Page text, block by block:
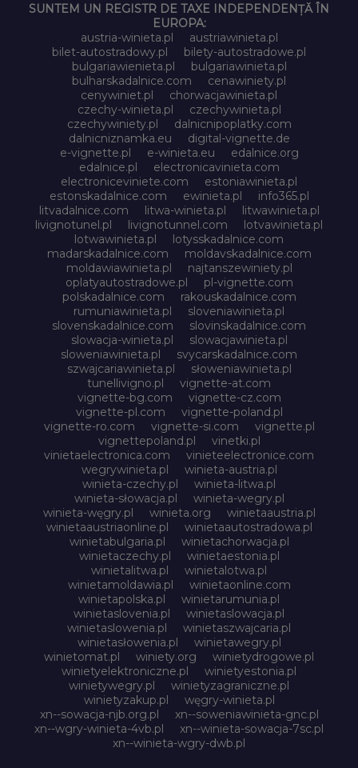
SUNTEM UN REGISTR DE TAXE INDEPENDENȚĂ ÎN
EUROPA:
austria-winieta.pl
austriawinieta.pl
bilet-autostradowy.pl
bilety-autostradowe.pl
bulgariawienieta.pl
bulgariawinieta.pl
bulharskadalnice.com
cenawiniety.pl
cenywiniet.pl
chorwacjawinieta.pl
czechy-winieta.pl
czechywinieta.pl
czechywiniety.pl
dalnicnipoplatky.com
dalnicniznamka.eu
digital-vignette.de
e-vignette.pl
e-winieta.eu
edalnice.org
edalnice.pl
electronicavinieta.com
electroniceviniete.com
estoniawinieta.pl
estonskadalnice.com
ewinieta.pl
info365.pl
litvadalnice.com
litwa-winieta.pl
litwawinieta.pl
livignotunel.pl
livignotunnel.com
lotvawinieta.pl
lotwawinieta.pl
lotysskadalnice.com
madarskadalnice.com
moldavskadalnice.com
moldawiawinieta.pl
najtanszewiniety.pl
oplatyautostradowe.pl
pl-vignette.com
polskadalnice.com
rakouskadalnice.com
rumuniawinieta.pl
sloveniawinieta.pl
slovenskadalnice.com
slovinskadalnice.com
slowacja-winieta.pl
slowacjawinieta.pl
sloweniawinieta.pl
svycarskadalnice.com
szwajcariawinieta.pl
słoweniawinieta.pl
tunellivigno.pl
vignette-at.com
vignette-bg.com
vignette-cz.com
vignette-pl.com
vignette-poland.pl
vignette-ro.com
vignette-si.com
vignette.pl
vignettepoland.pl
vinetki.pl
vinietaelectronica.com
vinieteelectronice.com
wegrywinieta.pl
winieta-austria.pl
winieta-czechy.pl
winieta-litwa.pl
winieta-słowacja.pl
winieta-wegry.pl
winieta-węgry.pl
winieta.org
winietaaustria.pl
winietaaustriaonline.pl
winietaautostradowa.pl
winietabulgaria.pl
winietachorwacja.pl
winietaczechy.pl
winietaestonia.pl
winietalitwa.pl
winietalotwa.pl
winietamoldawia.pl
winietaonline.com
winietapolska.pl
winietarumunia.pl
winietaslovenia.pl
winietaslowacja.pl
winietaslowenia.pl
winietaszwajcaria.pl
winietasłowenia.pl
winietawegry.pl
winietomat.pl
winiety.org
winietydrogowe.pl
winietyelektroniczne.pl
winietyestonia.pl
winietywegry.pl
winietyzagraniczne.pl
winietyzakup.pl
węgry-winieta.pl
xn--sowacja-njb.org.pl
xn--soweniawinieta-gnc.pl
xn--wgry-winieta-4vb.pl
xn--winieta-sowacja-7sc.pl
xn--winieta-wgry-dwb.pl